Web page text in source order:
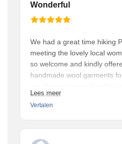
Wonderful
We had a great time hiking
meeting the lovely local
so welcome and kindly
handmade wool garments
lives. Wish we could have
perhaps next time. Big
Lees meer
Vertalen